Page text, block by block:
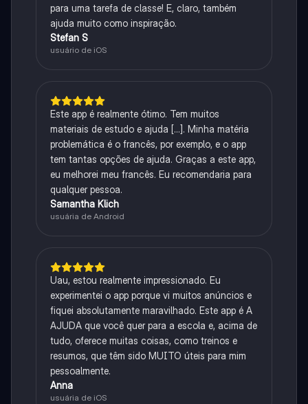
para uma tarefa de classe! E, claro, também
ajuda muito como inspiração.
Stefan S
usuário de iOS
Este app é realmente ótimo. Tem muitos
materiais de estudo e ajuda [...]. Minha matéria
problemática é o francês, por exemplo, e o app
tem tantas opções de ajuda. Graças a este app,
eu melhorei meu francês. Eu recomendaria para
qualquer pessoa.
Samantha Klich
usuária de Android
Uau, estou realmente impressionado. Eu
experimentei o app porque vi muitos anúncios e
fiquei absolutamente maravilhado. Este app é A
AJUDA que você quer para a escola e, acima de
tudo, oferece muitas coisas, como treinos e
resumos, que têm sido MUITO úteis para mim
pessoalmente.
Anna
usuária de iOS